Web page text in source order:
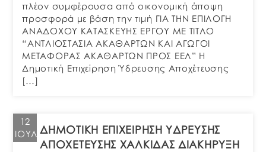
πλέον συμφέρουσα από οικονομική άποψη
προσφορά με βάση την τιμή ΓΙΑ ΤΗΝ ΕΠΙΛΟΓΗ
ΑΝΑΔΟΧΟΥ ΚΑΤΑΣΚΕΥΗΣ ΕΡΓΟΥ ΜΕ ΤΙΤΛΟ
“ΑΝΤΛΙΟΣΤΑΣΙΑ ΑΚΑΘΑΡΤΩΝ ΚΑΙ ΑΓΩΓΟΙ
ΜΕΤΑΦΟΡΑΣ ΑΚΑΘΑΡΤΩΝ ΠΡΟΣ ΕΕΛ” Η
Δημοτική Επιχείρηση Ύδρευσης Αποχέτευσης
[…]
12
ΙΟΎΛ ΔΗΜΟΤΙΚΗ ΕΠΙΧΕΙΡΗΣΗ ΥΔΡΕΥΣΗΣ
ΑΠΟΧΕΤΕΥΣΗΣ ΧΑΛΚΙΔΑΣ ΔΙΑΚΗΡΥΞΗ